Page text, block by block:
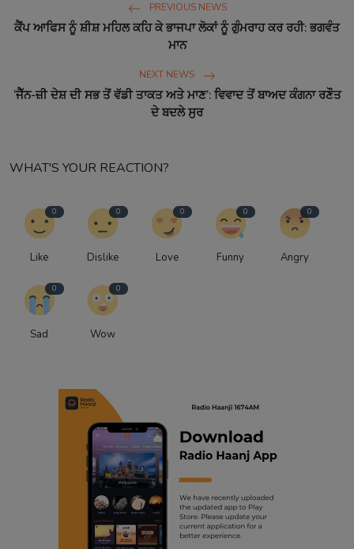
PREVIOUS NEWS
ਕੈਂਪ ਆਫਿਸ ਨੂੰ ਸ਼ੀਸ਼ ਮਹਿਲ ਕਹਿ ਕੇ ਭਾਜਪਾ ਲੋਕਾਂ ਨੂੰ ਗੁੰਮਰਾਹ ਕਰ ਰਹੀ: ਭਗਵੰਤ
ਮਾਨ
NEXT NEWS
‘ਜੈੱਨ-ਜ਼ੀ ਦੇਸ਼ ਦੀ ਸਭ ਤੋਂ ਵੱਡੀ ਤਾਕਤ ਅਤੇ ਮਾਣ’: ਵਿਵਾਦ ਤੋਂ ਬਾਅਦ ਕੰਗਨਾ ਰਣੌਤ
ਦੇ ਬਦਲੇ ਸੁਰ
WHAT'S YOUR REACTION?
0
Like
0
Dislike
0
Love
0
Funny
0
Angry
0
Sad
0
Wow